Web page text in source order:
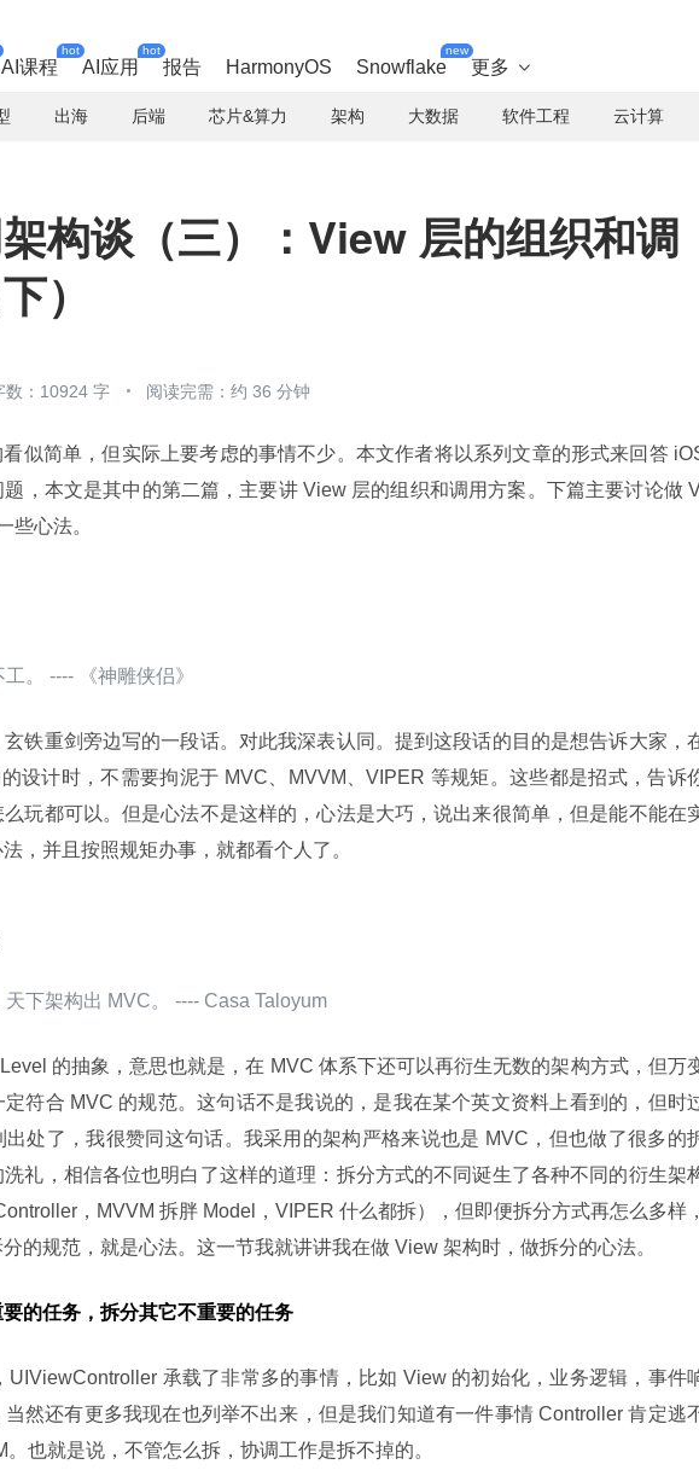
AI课程
hot
AI应用
hot
报告 HarmonyOS Snowflake
new
更多 
出海 后端 芯片&算力 架构 大数据 软件工程 云计算
构谈（三）：View 层的组织和调
）
数：10924 字 阅读完需：约 36 分钟
似简单，但实际上要考虑的事情不少。本文作者将以系列文章的形式来回答
，本文是其中的第二篇，主要讲 View 层的组织和调用方案。下篇主要讨论做
些心法。
。 ---- 《神雕侠侣》
铁重剑旁边写的一段话。对此我深表认同。提到这段话的目的是想告诉大家，
设计时，不需要拘泥于 MVC、MVVM、VIPER 等规矩。这些都是招式，告诉
玩都可以。但是心法不是这样的，心法是大巧，说出来很简单，但是能不能在
，并且按照规矩办事，就都看个人了。
下架构出 MVC。 ---- Casa Taloyum
的抽象，意思也就是，在 MVC 体系下还可以再衍生无数的架构方式，但万
符合 MVC 的规范。这句话不是我说的，是我在某个英文资料上看到的，但时
处了，我很赞同这句话。我采用的架构严格来说也是 MVC，但也做了很多的
礼，相信各位也明白了这样的道理：拆分方式的不同诞生了各种不同的衍生架
，MVVM 拆胖 Model，VIPER 什么都拆），但即便拆分方式再怎么多样，
的规范，就是心法。这一节我就讲讲我在做 View 架构时，做拆分的心法。
的任务，拆分其它不重要的任务
UIViewController 承载了非常多的事情，比如 View 的初始化，业务逻辑，事件
然还有更多我现在也列举不出来，但是我们知道有一件事情 Controller 肯定逃
也就是说，不管怎么拆，协调工作是拆不掉的。